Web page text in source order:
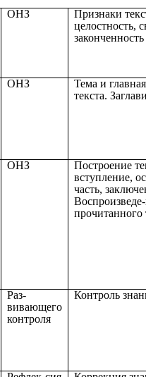
ОНЗ
Признаки
целостность,
законченность
ОНЗ
Тема и
текста.
ОНЗ
Построение
вступление,
часть,
прочитанного
Раз-
вивающего
контроля
Контроль